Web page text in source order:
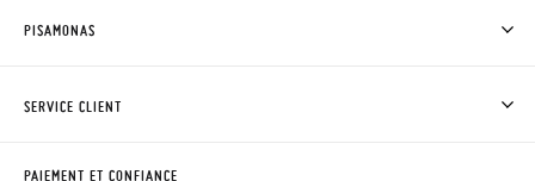
PISAMONAS
CLUB PISAMONAS
SERVICE CLIENT
DEMANDER RETOUR
PAIEMENT ET CONFIANCE